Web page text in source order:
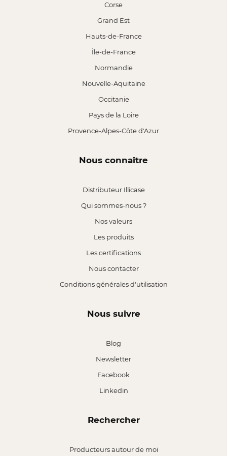
Corse
Grand Est
Hauts-de-France
Île-de-France
Normandie
Nouvelle-Aquitaine
Occitanie
Pays de la Loire
Provence-Alpes-Côte d'Azur
Nous connaître
Distributeur Illicase
Qui sommes-nous ?
Nos valeurs
Les produits
Les certifications
Nous contacter
Conditions générales d'utilisation
Nous suivre
Blog
Newsletter
Facebook
Linkedin
Rechercher
Producteurs autour de moi